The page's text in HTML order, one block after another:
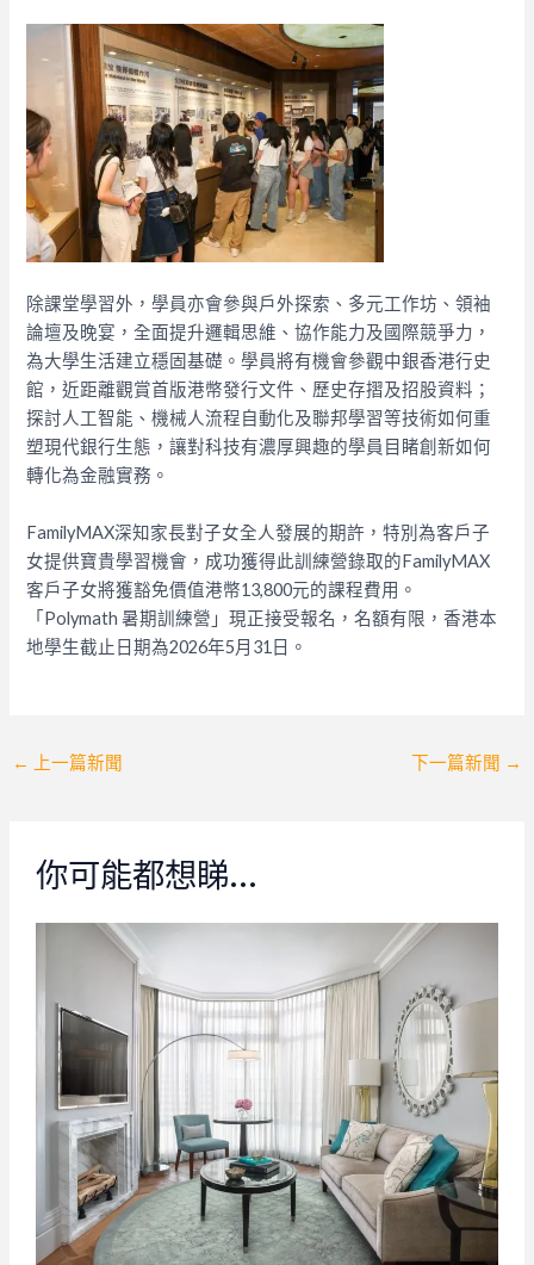
除課堂學習外，學員亦會參與戶外探索、多元工作坊、領袖
論壇及晚宴，全面提升邏輯思維、協作能力及國際競爭力，
為大學生活建立穩固基礎。學員將有機會參觀中銀香港行史
館，近距離觀賞首版港幣發行文件、歷史存摺及招股資料；
探討人工智能、機械人流程自動化及聯邦學習等技術如何重
塑現代銀行生態，讓對科技有濃厚興趣的學員目睹創新如何
轉化為金融實務。
FamilyMAX深知家長對子女全人發展的期許，特別為客戶子
女提供寶貴學習機會，成功獲得此訓練營錄取的FamilyMAX
客戶子女將獲豁免價值港幣13,800元的課程費用。
「Polymath 暑期訓練營」現正接受報名，名額有限，香港本
地學生截止日期為2026年5月31日。
Post
← 上一篇新聞 下一篇新聞 →
你可能都想睇…